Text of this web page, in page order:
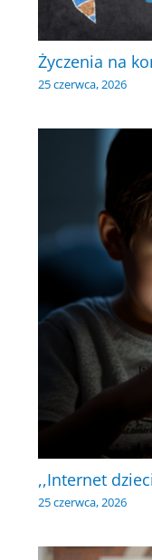
Życzenia na
25 czerwca, 2026
,,Internet dzieci
25 czerwca, 2026